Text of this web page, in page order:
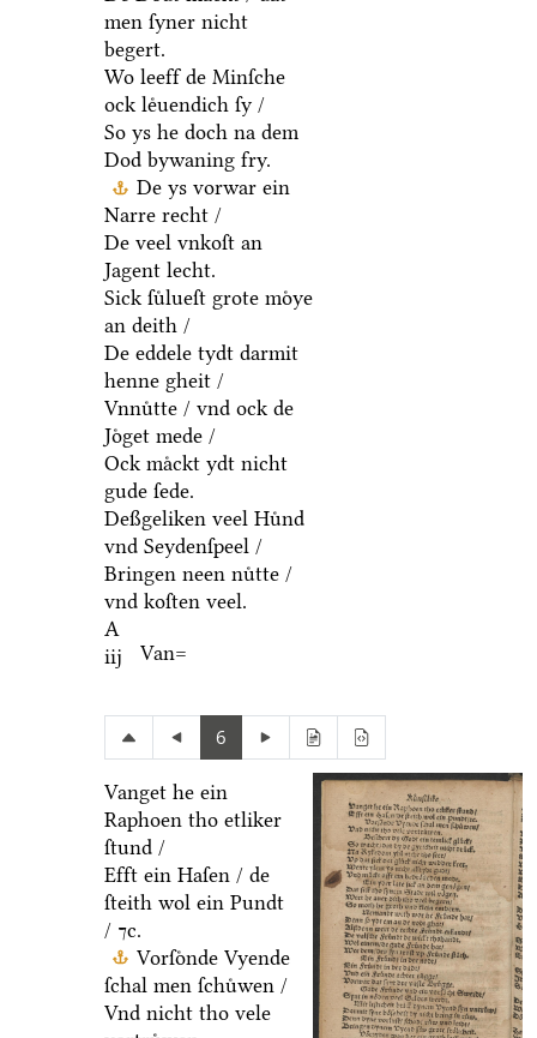
men ſyner nicht
begert.
Wo leeff de Minſche
ock leͤuendich ſy /
So ys he doch na dem
Dod bywaning fry.
De ys vorwar ein
Narre recht /
De veel vnkoſt an
Jagent lecht.
Sick ſuͤlueſt grote moͤye
an deith /
De eddele tydt darmit
henne gheit /
Vnnuͤtte / vnd ock de
Joͤget mede /
Ock maͤckt ydt nicht
gude ſede.
Deßgeliken veel Huͤnd
vnd Seydenſpeel /
Bringen neen nuͤtte /
vnd koſten veel.
A
iij
Van=
6
Vanget he ein
Raphoen tho etliker
ſtund /
Efft ein Haſen / de
ſteith wol ein Pundt
/ ⁊c.
Vorſoͤnde Vyende
ſchal men ſchuͤwen /
Vnd nicht tho vele